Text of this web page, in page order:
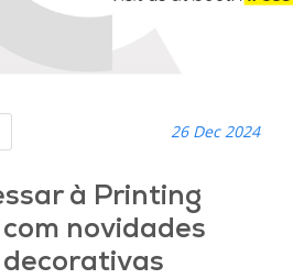
26 Dec 2024
à Printing
novidades